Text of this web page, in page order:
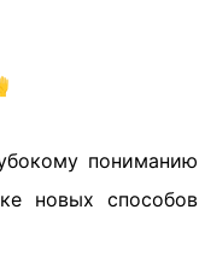
пониманию
новых способов